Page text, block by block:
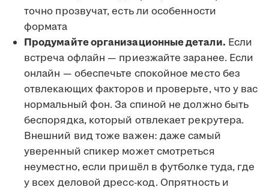
точно прозвучат, есть ли особенности
формата
Продумайте организационные детали. Если
встреча офлайн — приезжайте заранее. Если
онлайн — обеспечьте спокойное место без
отвлекающих факторов и проверьте, что у вас
нормальный фон. За спиной не должно быть
беспорядка, который отвлекает рекрутера.
Внешний вид тоже важен: даже самый
уверенный спикер может смотреться
неуместно, если пришёл в футболке туда, где
у всех деловой дресс-код. Опрятность и